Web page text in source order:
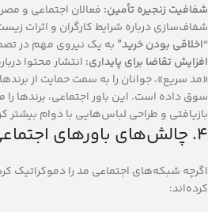
شفافیت زنجیره تأمین: فعالان اجتماعی و
شفاف‌سازی درباره شرایط کارگران و اثرات
“اخلاقی بودن خرید” به یک نیروی مهم در
افزایش تقاضا برای پایداری: انتشار محتوا
«مد سریع»، جوانان را به سمت حمایت از
سوق داده است. این باور اجتماعی، برندها را
بازیافتی و طراحی لباس‌هایی با دوام بیشتر
۴. چالش‌های باورهای اجتماعی در عصر دیجیتال
اگرچه شبکه‌های اجتماعی مد را دموکراتیک
کرده‌اند: